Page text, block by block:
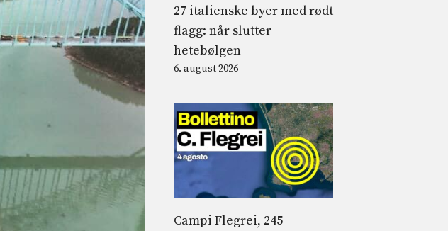
27 italienske byer med rødt
flagg: når slutter
hetebølgen
6. august 2026
Campi Flegrei, 245